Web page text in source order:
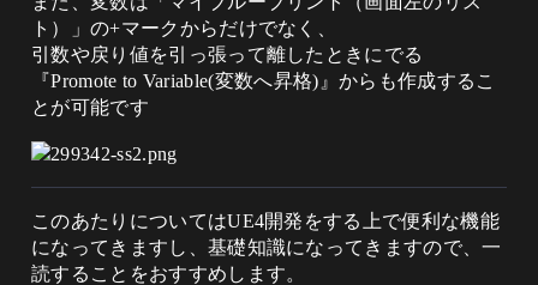
ト）」の+マークからだけでなく、
引数や戻り値を引っ張って離したときにでる
『Promote to Variable(変数へ昇格)』からも作成するこ
とが可能です
このあたりについてはUE4開発をする上で便利な機能
になってきますし、基礎知識になってきますので、一
読することをおすすめします。